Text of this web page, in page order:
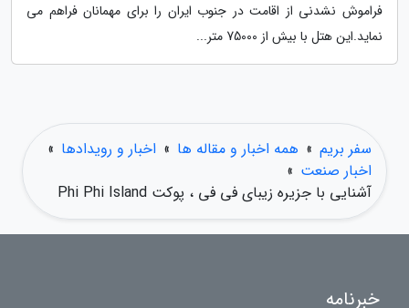
فراموش نشدنی از اقامت در جنوب ایران را برای مهمانان فراهم می
نماید.این هتل با بیش از 75000 متر...
سفر بریم » همه اخبار و مقاله ها » اخبار و رویدادها »
اخبار صنعت »
آشنایی با جزیره زیبای فی فی ، پوکت Phi Phi Island
خبرنامه